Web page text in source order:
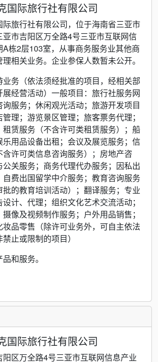
国际旅行社有限公司
际旅行社有限公司，位于海南省三亚市
亚市吉阳区万全路4号三亚市互联网信
A栋2层103室，从事商务服务业其他商
相关业务。企业参保人数暂未公开。
务（依法须经批准的项目，经相关部
展经营活动）一般项目：旅行社服务网
询服务；休闲观光活动；旅游开发项目
理；游览景区管理；旅客票务代理；
赁服务（不含许可类租赁服务）；船
用品设备出租；会议及展览服务；信
含许可类信息咨询服务）；房地产咨
关服务；商务代理代办服务；因私出
自费出国留学中介服务；教育咨询服务
批的教育培训活动）；翻译服务；专业
计、代理；组织文化艺术交流活动；
像及视频制作服务；户外用品销售；
妆品零售（除许可业务外，可自主依法
止或限制的项目）
和服务。
国际旅行社有限公司
阳区万全路4号三亚市互联网信息产业